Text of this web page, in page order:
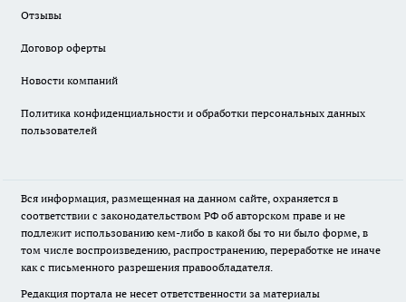
Отзывы
Договор оферты
Новости компаний
Политика конфиденциальности и обработки персональных данных
пользователей
Вся информация, размещенная на данном сайте, охраняется в
соответствии с законодательством РФ об авторском праве и не
подлежит использованию кем-либо в какой бы то ни было форме, в
том числе воспроизведению, распространению, переработке не иначе
как с письменного разрешения правообладателя.
Редакция портала не несет ответственности за материалы